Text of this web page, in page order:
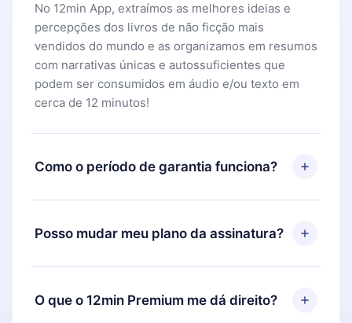
No 12min App, extraímos as melhores ideias e
percepções dos livros de não ficção mais
vendidos do mundo e as organizamos em resumos
com narrativas únicas e autossuficientes que
podem ser consumidos em áudio e/ou texto em
cerca de 12 minutos!
Como o período de garantia funciona?
Você pode baixar nosso aplicativo e começar a
aproveitar nossa biblioteca. Se por algum motivo
não ficar satisfeito com nossa plataforma, basta
e solicitar o reembolso do valor. Você receberá
Posso mudar meu plano da assinatura?
Sim, mas a mudança só se aplicará a partir do
próximo período de cobrança. Por exemplo, se
você decidiu mudar sua assinatura mensal para
O que o 12min Premium me dá direito?